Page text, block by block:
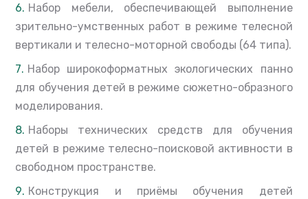
Набор мебели, обеспечивающей выполнение
зрительно-умственных работ в режиме телесной
вертикали и телесно-моторной свободы (64 типа).
Набор широкоформатных экологических панно
для обучения детей в режиме сюжетно-образного
моделирования.
Наборы технических средств для обучения
детей в режиме телесно-поисковой активности в
свободном пространстве.
Конструкция и приёмы обучения детей